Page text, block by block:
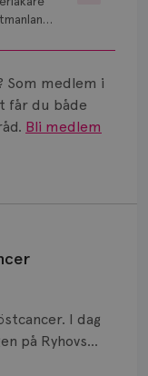
Som medlem i
får du både
Bli medlem
I dag
på Ryhovs
får gå på